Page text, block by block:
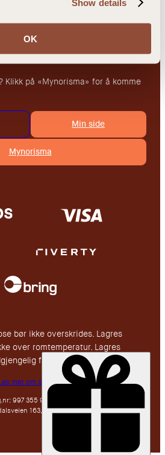
Show details
OK
med oss er vi tilgjengelig på epost:
Klikk på «Mynorisma» for å komme
Min side
Mynorisma
bør ikke overskrides. Lagres
over romtemperatur. Lagres
for barn.
mer om oss her
997 355 911, en del av Nutricos Group.
163, 0461 Oslo.